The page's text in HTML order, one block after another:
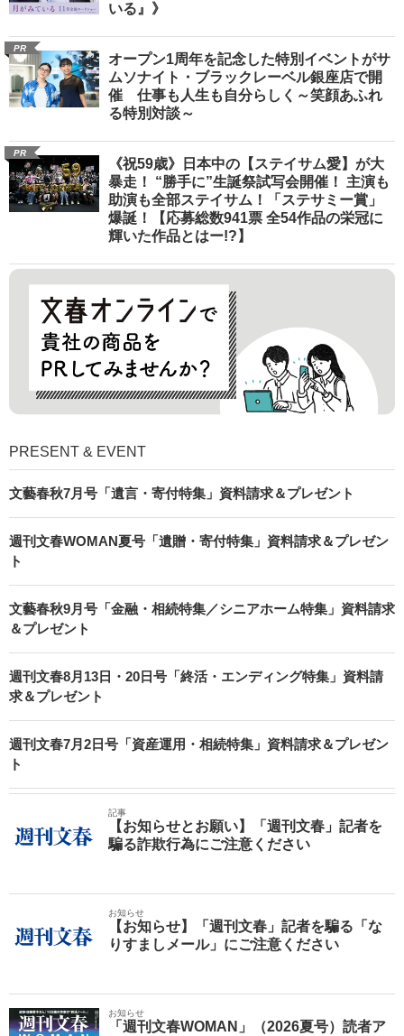
いる』》
PR
オープン1周年を記念した特別イベントがサ
ムソナイト・ブラックレーベル銀座店で開
催 仕事も人生も自分らしく～笑顔あふれ
る特別対談～
PR
《祝59歳》日本中の【ステイサム愛】が大
暴走！ “勝手に”生誕祭試写会開催！ 主演も
助演も全部ステイサム！「ステサミー賞」
爆誕！【応募総数941票 全54作品の栄冠に
輝いた作品とはー!?】
PRESENT & EVENT
文藝春秋7月号「遺言・寄付特集」資料請求＆プレゼント
週刊文春WOMAN夏号「遺贈・寄付特集」資料請求＆プレゼン
ト
文藝春秋9月号「金融・相続特集／シニアホーム特集」資料請求
＆プレゼント
週刊文春8月13日・20日号「終活・エンディング特集」資料請
求＆プレゼント
週刊文春7月2日号「資産運用・相続特集」資料請求＆プレゼン
ト
記事
【お知らせとお願い】「週刊文春」記者を
騙る詐欺行為にご注意ください
お知らせ
【お知らせ】「週刊文春」記者を騙る「な
りすましメール」にご注意ください
お知らせ
「週刊文春WOMAN」（2026夏号）読者ア